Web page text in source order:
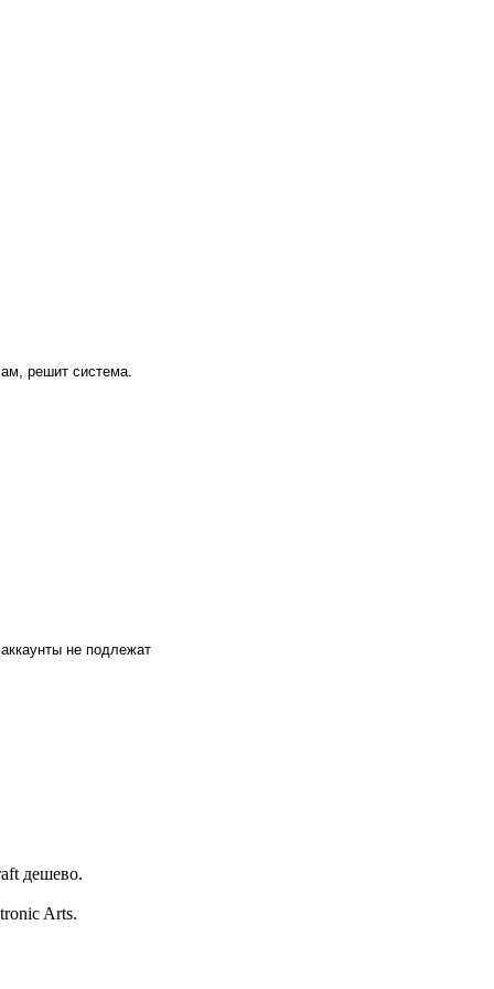
решит система.
не подлежат
дешево.
Arts.